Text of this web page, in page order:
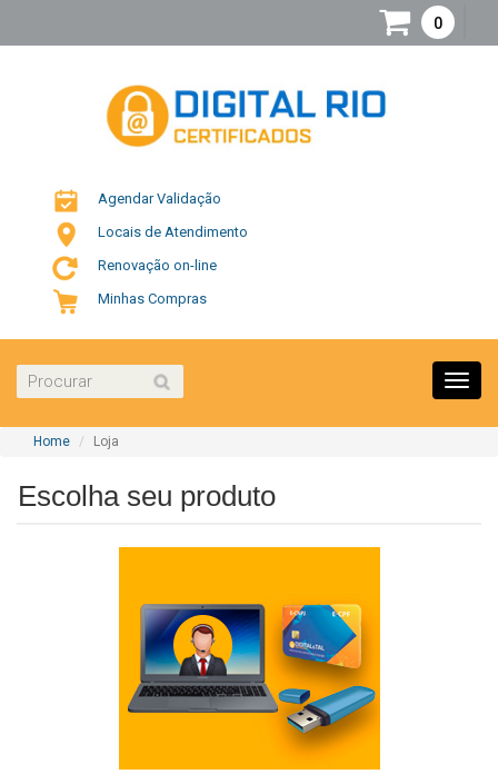
0
Agendar Validação
Locais de Atendimento
Renovação on-line
Minhas Compras
Home Loja
Escolha seu produto